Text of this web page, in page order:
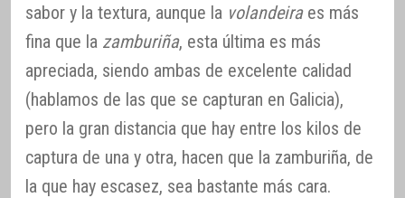
sabor y la textura, aunque la volandeiraes más
fina que la zamburiña, esta última es más
apreciada, siendo ambas de excelente calidad
(hablamos de las que se capturan en Galicia),
pero la gran distancia que hay entre los kilos de
captura de una y otra, hacen que la zamburiña, de
la que hay escasez, sea bastante más cara.